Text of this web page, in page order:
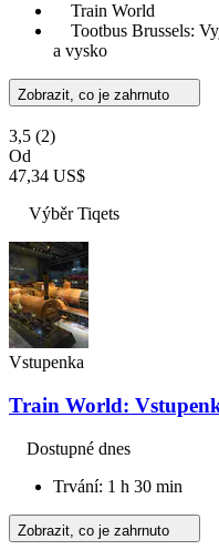
Train World
Tootbus Brussels:
a vysko
Zobrazit, co je zahrnuto
3,5 (2)
Od
47,34 US$
Výběr Tiqets
Vstupenka
Train World:
Dostupné dnes
Trvání: 1 h 30 min
Zobrazit, co je zahrnuto